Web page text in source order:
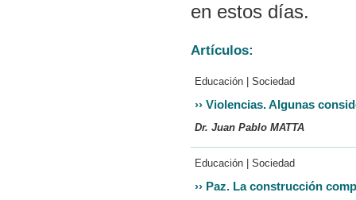
en estos días.
Artículos:
Educación | Sociedad
›› Violencias. Algunas
Dr. Juan Pablo MATTA
Educación | Sociedad
›› Paz. La construcción